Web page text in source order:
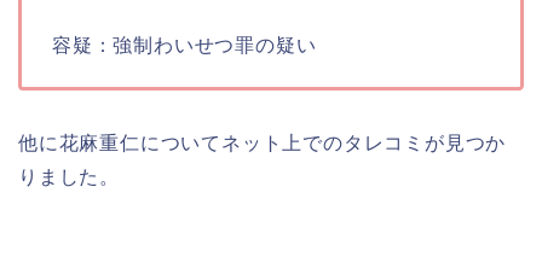
容疑：強制わいせつ罪の疑い
他に花麻重仁についてネット上でのタレコミが見つか
りました。